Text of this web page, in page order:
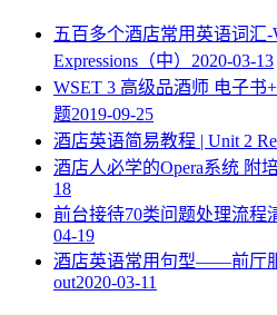
五百多个酒店常用英语词汇-
Expressions（中） 2020-03-13
WSET 3 高级品酒师 电子书
题2019-09-25
酒店英语简易教程 | Unit 2
酒店人必学的Opera系统 附
18
前台接待70类问题处理流程
04-19
酒店英语常用句型——前厅
out2020-03-11